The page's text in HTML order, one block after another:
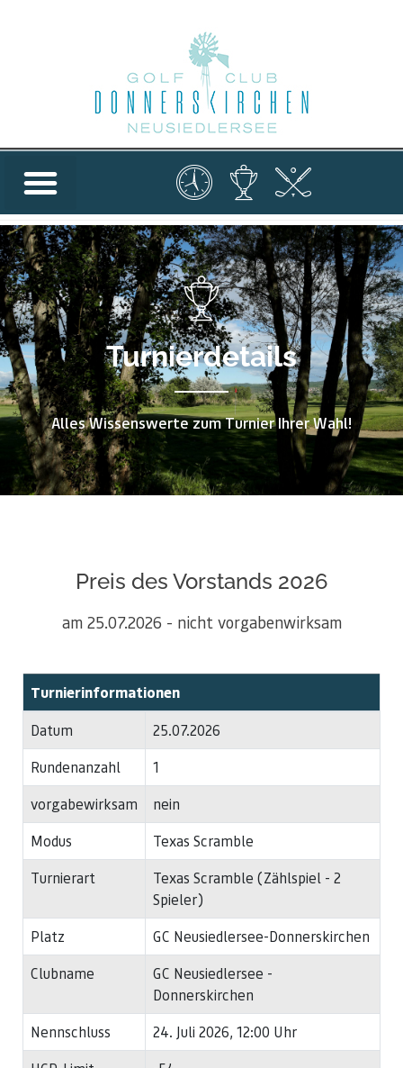
Turnierdetails
Alles Wissenswerte zum Turnier Ihrer Wahl!
Preis des Vorstands 2026
am 25.07.2026 - nicht vorgabenwirksam
Turnierinformationen
Datum
25.07.2026
Rundenanzahl
1
vorgabewirksam
nein
Modus
Texas Scramble
Turnierart
Texas Scramble (Zählspiel - 2
Spieler)
Platz
GC Neusiedlersee-Donnerskirchen
Clubname
GC Neusiedlersee -
Donnerskirchen
Nennschluss
24. Juli 2026, 12:00 Uhr